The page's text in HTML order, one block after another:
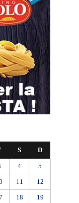
S D
4 5
11 12
18 19